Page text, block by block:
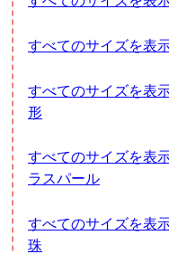
すべてのサイズを
すべてのサイズを表示 ( ホワイト ) 1.5-4mm すべての
形
すべてのサイズを表示 ( ホワイト ) 1.5-4mm メソポー
ラスパール
すべてのサイズを表示 ( ホワイト ) 1.5-4mm ポテト真
珠